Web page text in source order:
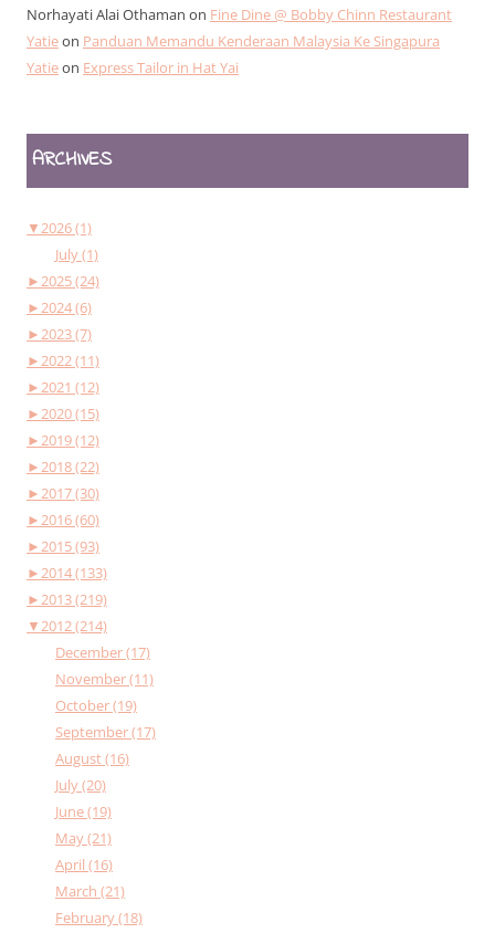
Norhayati Alai Othaman on Fine Dine @ Bobby Chinn Restaurant
Yatieon Panduan Memandu Kenderaan Malaysia Ke Singapura
Yatieon Express Tailor in Hat Yai
ARCHIVES
▼2026 (1)
July (1)
►2025 (24)
►2024 (6)
►2023 (7)
►2022 (11)
►2021 (12)
►2020 (15)
►2019 (12)
►2018 (22)
►2017 (30)
►2016 (60)
►2015 (93)
►2014 (133)
►2013 (219)
▼2012 (214)
December (17)
November (11)
October (19)
September (17)
August (16)
July (20)
June (19)
May (21)
April (16)
March (21)
February (18)